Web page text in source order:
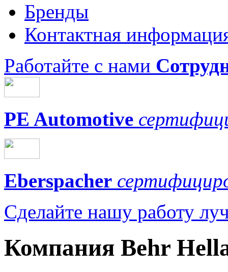
Бренды
Контактная
Работайте с нами
PE Automotive
Eberspacher
Сделайте нашу работу
Компания Behr